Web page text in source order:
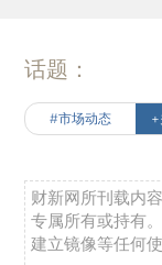
话题：
#市场动态 +
财新网所刊载内
专属所有或持有
建立镜像等任何使